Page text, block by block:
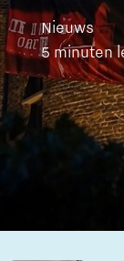
Nieuws
5 minuten